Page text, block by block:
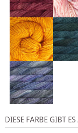
DIESE FARBE GIBT